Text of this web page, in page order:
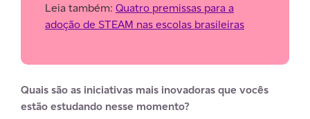
Leia também: Quatro premissas para a
adoção de STEAM nas escolas brasileiras
Quais são as iniciativas mais inovadoras que vocês
estão estudando nesse momento?